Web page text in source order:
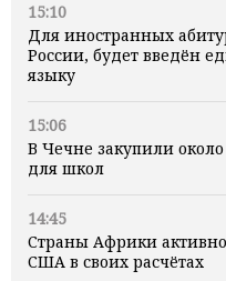
15:10
Для иностранных
России, будет введён
языку
15:06
В Чечне закупили
для школ
14:45
Страны Африки
США в своих расчётах